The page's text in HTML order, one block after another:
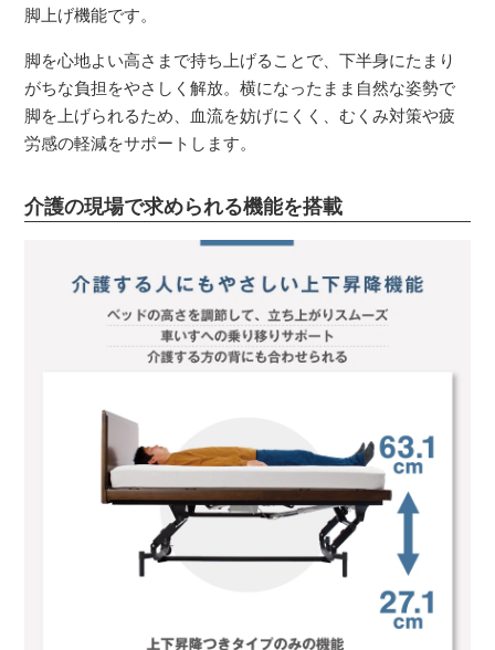
脚上げ機能です。
脚を心地よい高さまで持ち上げることで、下半身にたまり
がちな負担をやさしく解放。横になったまま自然な姿勢で
脚を上げられるため、血流を妨げにくく、むくみ対策や疲
労感の軽減をサポートします。
介護の現場で求められる機能を搭載